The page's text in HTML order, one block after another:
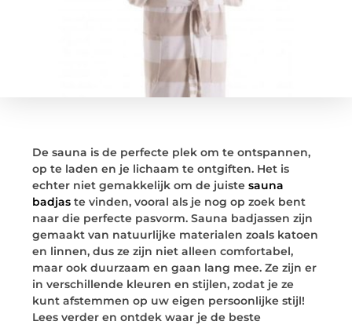
De sauna is de perfecte plek om te ontspannen,
op te laden en je lichaam te ontgiften. Het is
echter niet gemakkelijk om de juistesauna
badjas te vinden, vooral als je nog op zoek bent
naar die perfecte pasvorm. Sauna badjassen zijn
gemaakt van natuurlijke materialen zoals katoen
en linnen, dus ze zijn niet alleen comfortabel,
maar ook duurzaam en gaan lang mee. Ze zijn er
in verschillende kleuren en stijlen, zodat je ze
kunt afstemmen op uw eigen persoonlijke stijl!
Lees verder en ontdek waar je de beste